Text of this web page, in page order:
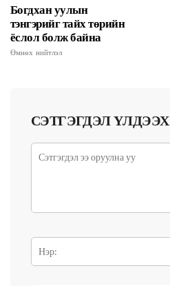
Богдхан уулын
тэнгэрийг тайх төрийн
ёслол болж байна
Өмнөх нийтлэл
СЭТГЭГДЭЛ ҮЛДЭЭХ